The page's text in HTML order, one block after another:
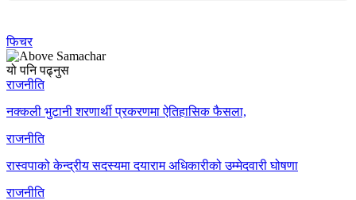
फिचर
यो पनि पढ्नुस
राजनीति
नक्कली भुटानी शरणार्थी प्रकरणमा ऐतिहासिक फैसला,
राजनीति
रास्वपाको केन्द्रीय सदस्यमा दयाराम अधिकारीको उम्मेदवारी घोषणा
राजनीति